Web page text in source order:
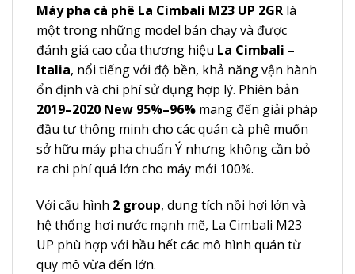
Máy pha cà phê La Cimbali M23 UP 2GR là
một trong những model bán chạy và được
đánh giá cao của thương hiệu La Cimbali –
Italia, nổi tiếng với độ bền, khả năng vận hành
ổn định và chi phí sử dụng hợp lý. Phiên bản
2019–2020 New 95%–96% mang đến giải pháp
đầu tư thông minh cho các quán cà phê muốn
sở hữu máy pha chuẩn Ý nhưng không cần bỏ
ra chi phí quá lớn cho máy mới 100%.
Với cấu hình 2 group, dung tích nồi hơi lớn và
hệ thống hơi nước mạnh mẽ, La Cimbali M23
UP phù hợp với hầu hết các mô hình quán từ
quy mô vừa đến lớn.